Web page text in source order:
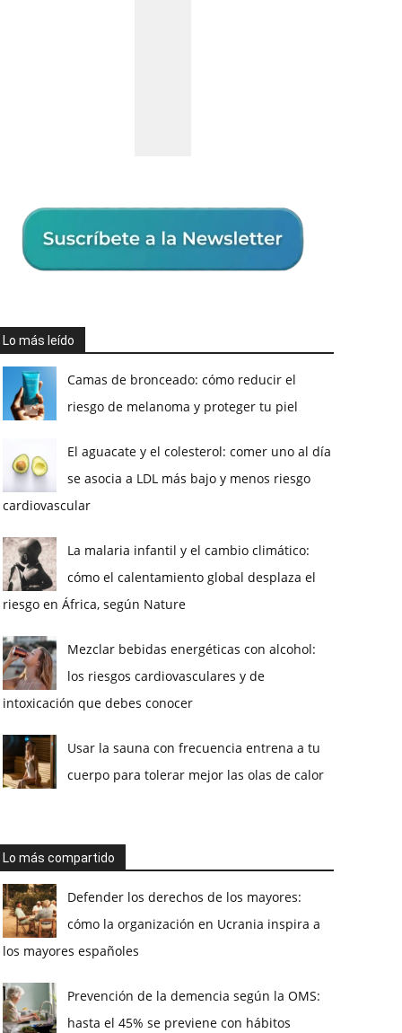
Lo más leído
Camas de bronceado: cómo reducir el
riesgo de melanoma y proteger tu piel
El aguacate y el colesterol: comer uno al día
se asocia a LDL más bajo y menos riesgo
cardiovascular
La malaria infantil y el cambio climático:
cómo el calentamiento global desplaza el
riesgo en África, según Nature
Mezclar bebidas energéticas con alcohol:
los riesgos cardiovasculares y de
intoxicación que debes conocer
Usar la sauna con frecuencia entrena a tu
cuerpo para tolerar mejor las olas de calor
Lo más compartido
Defender los derechos de los mayores:
cómo la organización en Ucrania inspira a
los mayores españoles
Prevención de la demencia según la OMS:
hasta el 45% se previene con hábitos